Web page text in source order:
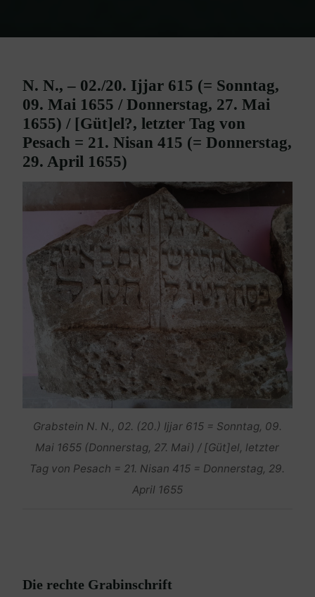
N. N., – 02./20. Ijjar 615 (= Sonntag,
09. Mai 1655 / Donnerstag, 27. Mai
1655) / [Güt]el?, letzter Tag von
Pesach = 21. Nisan 415 (= Donnerstag,
29. April 1655)
Grabstein N. N., 02. (20.) Ijjar 615 = Sonntag, 09.
Mai 1655 (Donnerstag, 27. Mai) / [Güt]el, letzter
Tag von Pesach = 21. Nisan 415 = Donnerstag, 29.
April 1655
Die rechte Grabinschrift